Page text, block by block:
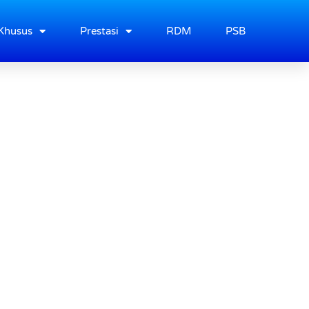
Prestasi RDM PSB